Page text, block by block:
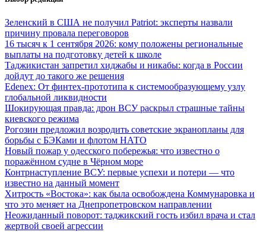
Зеленский в США не получил Patriot: эксперты назвали
причину провала переговоров
16 тысяч к 1 сентября 2026: кому положены региональные
выплаты на подготовку детей к школе
Таджикистан запретил хиджабы и никабы: когда в России
дойдут до такого же решения
Edenex: От финтех-прототипа к системообразующему узлу
глобальной ликвидности
Шокирующая правда: дрон ВСУ раскрыл страшные тайны
киевского режима
Рогозин предложил возродить советские экранопланы для
борьбы с БЭКами и флотом НАТО
Новый пожар у одесского побережья: что известно о
поражённом судне в Чёрном море
Контрнаступление ВСУ: первые успехи и потери — что
известно на данный момент
Хитрость «Востока»: как была освобождена Коммунаровка и
что это меняет на Днепропетровском направлении
Неожиданный поворот: таджикский гость избил врача и стал
жертвой своей агрессии